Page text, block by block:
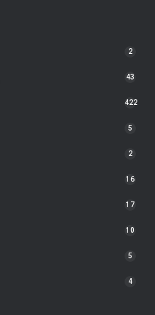
2
43
422
5
2
16
17
10
5
4